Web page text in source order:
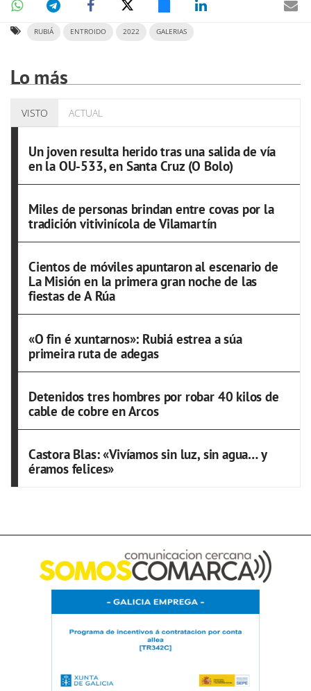
RUBIÁ ENTROIDO 2022 GALERIAS
Lo más
VISTO ACTUAL
Un joven resulta herido tras una salida de vía
en la OU-533, en Santa Cruz (O Bolo)
Miles de personas brindan entre covas por la
tradición vitivinícola de Vilamartín
Cientos de móviles apuntaron al escenario de
La Misión en la primera gran noche de las
fiestas de A Rúa
«O fin é xuntarnos»: Rubiá estrea a súa
primeira ruta de adegas
Detenidos tres hombres por robar 40 kilos de
cable de cobre en Arcos
Castora Blas: «Vivíamos sin luz, sin agua… y
éramos felices»